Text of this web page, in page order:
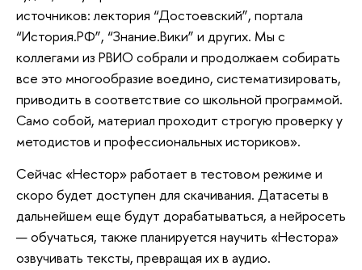
источников: лектория “Достоевский”, портала
“История.РФ”, “Знание.Вики” и других. Мы с
коллегами из РВИО собрали и продолжаем собирать
все это многообразие воедино, систематизировать,
приводить в соответствие со школьной программой.
Само собой, материал проходит строгую проверку у
методистов и профессиональных историков».
Сейчас «Нестор» работает в тестовом режиме и
скоро будет доступен для скачивания. Датасеты в
дальнейшем еще будут дорабатываться, а нейросеть
— обучаться, также планируется научить «Нестора»
озвучивать тексты, превращая их в аудио.